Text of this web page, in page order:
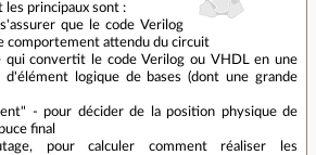
les principaux sont :
que le code Verilog
comportement attendu du circuit
convertit le code Verilog ou VHDL en une
d'élément logique de bases (dont une grande
- pour décider de la position physique de
final
pour calculer comment réaliser les